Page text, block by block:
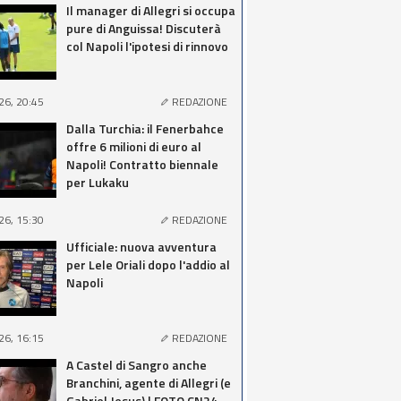
Il manager di Allegri si occupa
pure di Anguissa! Discuterà
col Napoli l'ipotesi di rinnovo
20:45 REDAZIONE
Dalla Turchia: il Fenerbahce
offre 6 milioni di euro al
Napoli! Contratto biennale
per Lukaku
15:30 REDAZIONE
Ufficiale: nuova avventura
per Lele Oriali dopo l'addio al
Napoli
16:15 REDAZIONE
A Castel di Sangro anche
Branchini, agente di Allegri (e